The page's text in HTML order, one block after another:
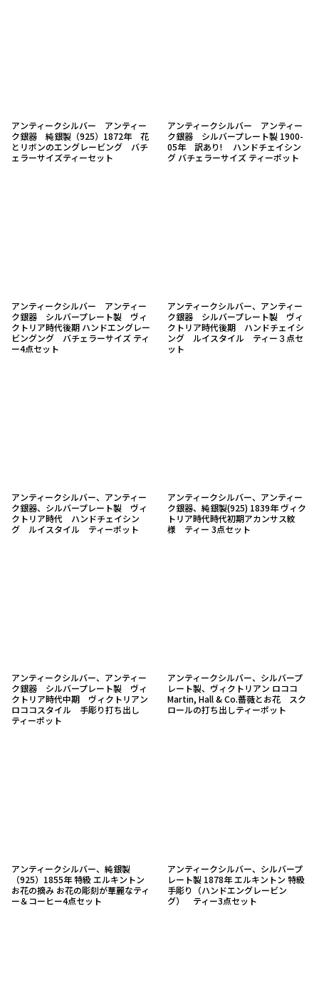
アンティークシルバー アンティー
ク銀器 純銀製（925）1872年 花
とリボンのエングレービング バチ
ェラーサイズティーセット
アンティークシルバー アンティー
ク銀器 シルバープレート製 1900-
05年 訳あり! ハンドチェイシン
グ バチェラーサイズ ティーポット
アンティークシルバー アンティー
ク銀器 シルバープレート製 ヴィ
クトリア時代後期 ハンドエングレー
ビングング バチェラーサイズ ティ
ー4点セット
アンティークシルバー、アンティー
ク銀器 シルバープレート製 ヴィ
クトリア時代後期 ハンドチェイシ
ング ルイスタイル ティー３点セ
ット
アンティークシルバー、アンティー
ク銀器、シルバープレート製 ヴィ
クトリア時代 ハンドチェイシン
グ ルイスタイル ティーポット
アンティークシルバー、アンティー
ク銀器、純銀製(925) 1839年 ヴィク
トリア時代時代初期アカンサス紋
様 ティー 3点セット
アンティークシルバー、アンティー
ク銀器 シルバープレート製 ヴィ
クトリア時代中期 ヴィクトリアン
ロココスタイル 手彫り打ち出し
ティーポット
アンティークシルバー、シルバープ
レート製、ヴィクトリアン ロココ
Martin, Hall & Co.薔薇とお花 スク
ロールの打ち出しティーポット
アンティークシルバー、純銀製
（925）1855年 特級 エルキントン
お花の摘み お花の彫刻が華麗なティ
ー＆コーヒー4点セット
アンティークシルバー、シルバープ
レート製 1878年 エルキントン 特級
手彫り（ハンドエングレービン
グ） ティー3点セット